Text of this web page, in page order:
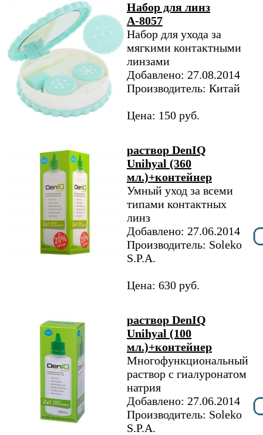
Набор для линз
А-8057
Набор для ухода за
мягкими контактными
линзами
Добавлено: 27.08.2014
Производитель: Китай
Цена: 150 руб.
раствор DenIQ
Unihyal (360
мл.)+контейнер
Умный уход за всеми
типами контактных
линз
Добавлено: 27.06.2014
Производитель: Soleko
S.P.A.
Цена: 630 руб.
раствор DenIQ
Unihyal (100
мл.)+контейнер
Многофункциональный
раствор с гиалуронатом
натрия
Добавлено: 27.06.2014
Производитель: Soleko
S.P.A.